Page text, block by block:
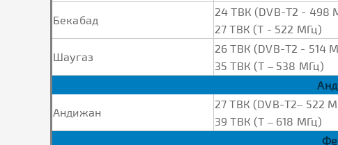
Бекабад
24 ТВК (DVB-Т2 - 498
27 ТВК (Т - 522 МГц)
Шаугаз
26 ТВК (DVB-Т2 - 514
35 ТВК (Т – 538 МГц)
Андижан
27 ТВК (DVB-Т2– 522
39 ТВК (Т – 618 МГц)